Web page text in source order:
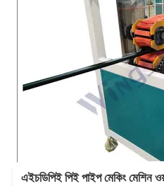
এইচডিপিই পিই পাইপ মেকিং মেশিন